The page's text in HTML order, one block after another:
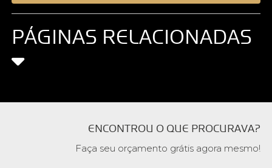
PÁGINAS RELACIONADAS
ENCONTROU O QUE PROCURAVA?
Faça seu orçamento grátis agora mesmo!